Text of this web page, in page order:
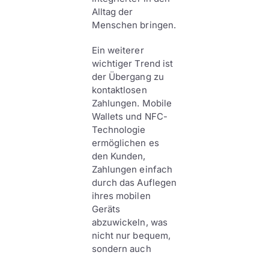
Alltag der
Menschen bringen.
Ein weiterer
wichtiger Trend ist
der Übergang zu
kontaktlosen
Zahlungen. Mobile
Wallets und NFC-
Technologie
ermöglichen es
den Kunden,
Zahlungen einfach
durch das Auflegen
ihres mobilen
Geräts
abzuwickeln, was
nicht nur bequem,
sondern auch